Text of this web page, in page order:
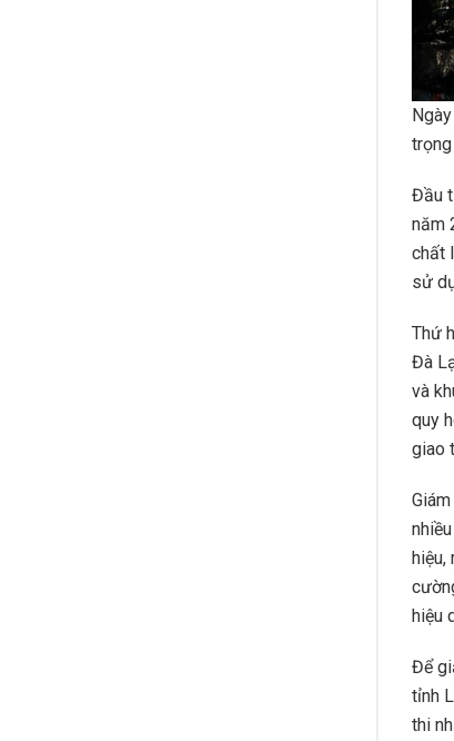
Đầu
năm
chất
sử
Thứ
Đà
và
quy
giao
hiệu,
hiệu
Để
tỉnh
thi